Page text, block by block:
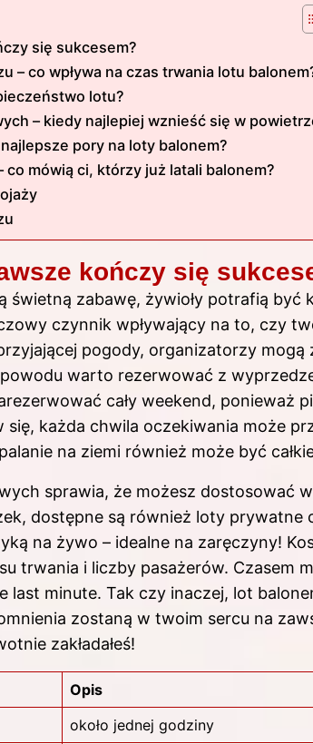
się sukcesem?
– co wpływa na czas trwania lotu
lotu?
– kiedy najlepiej wznieść się w
pory na loty balonem?
co mówią ci, którzy już latali balonem?
kończy się
świetną zabawę, żywioły potrafią być
czynnik wpływający na to, czy
pogody, organizatorzy mogą
warto rezerwować z
cały weekend, ponieważ
każda chwila oczekiwania może
na ziemi również może być
sprawia, że możesz dostosować
dostępne są również loty prywatne
na żywo – idealne na zaręczyny!
trwania i liczby pasażerów. Czasem
last minute. Tak czy inaczej, lot
zostaną w twoim sercu na
zakładałeś!
Opis
około jednej godziny